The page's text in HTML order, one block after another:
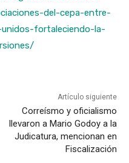
del-cepa-entre-
fortaleciendo-la-
Artículo siguiente
Correísmo y oficialismo
llevaron a Mario Godoy a la
Judicatura, mencionan en
Fiscalización